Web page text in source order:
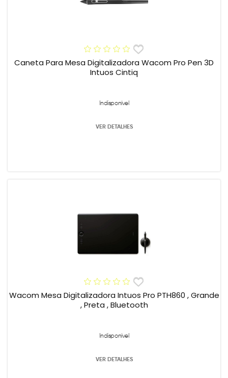
Caneta Para Mesa Digitalizadora Wacom Pro Pen 3D
Intuos Cintiq
Indisponível
VER DETALHES
Wacom Mesa Digitalizadora Intuos Pro PTH860 , Grande
, Preta , Bluetooth
Indisponível
VER DETALHES